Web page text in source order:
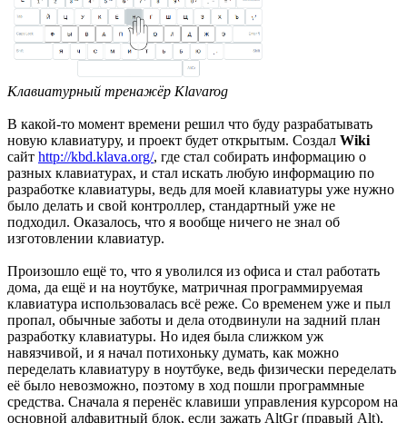
Клавиатурный тренажёр Klavarog
В какой-то момент времени решил что буду разрабатывать
новую клавиатуру, и проект будет открытым. Создал Wiki
сайт http://kbd.klava.org/, где стал собирать информацию о
разных клавиатурах, и стал искать любую информацию по
разработке клавиатуры, ведь для моей клавиатуры уже нужно
было делать и свой контроллер, стандартный уже не
подходил. Оказалось, что я вообще ничего не знал об
изготовлении клавиатур.
Произошло ещё то, что я уволился из офиса и стал работать
дома, да ещё и на ноутбуке, матричная программируемая
клавиатура использовалась всё реже. Со временем уже и пыл
пропал, обычные заботы и дела отодвинули на задний план
разработку клавиатуры. Но идея была слижком уж
навязчивой, и я начал потихоньку думать, как можно
переделать клавиатуру в ноутбуке, ведь физически переделать
её было невозможно, поэтому в ход пошли программные
средства. Сначала я перенёс клавиши управления курсором на
основной алфавитный блок, если зажать AltGr (правый Alt),